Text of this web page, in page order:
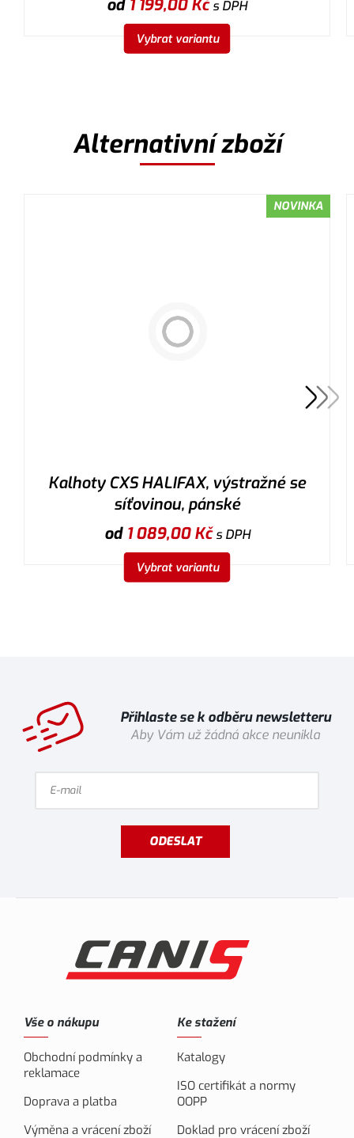
od 1 199,00Kčs DPH
Vybrat variantu
Alternativní zboží
NOVINKA
Kalhoty CXS HALIFAX, výstražné se
síťovinou, pánské
od 1 089,00Kčs DPH
Vybrat variantu
Přihlaste se k odběru newsletteru
Aby Vám už žádná akce neunikla
ODESLAT
Vše o nákupu
Obchodní podmínky a
reklamace
Doprava a platba
Výměna a vrácení zboží
Ke stažení
Katalogy
ISO certifikát a normy
OOPP
Doklad pro vrácení zboží